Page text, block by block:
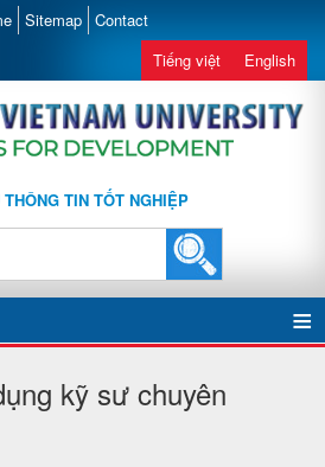
Sitemap Contact
Tiếng việt English
TIN TỐT NGHIỆP
kỹ sư chuyên